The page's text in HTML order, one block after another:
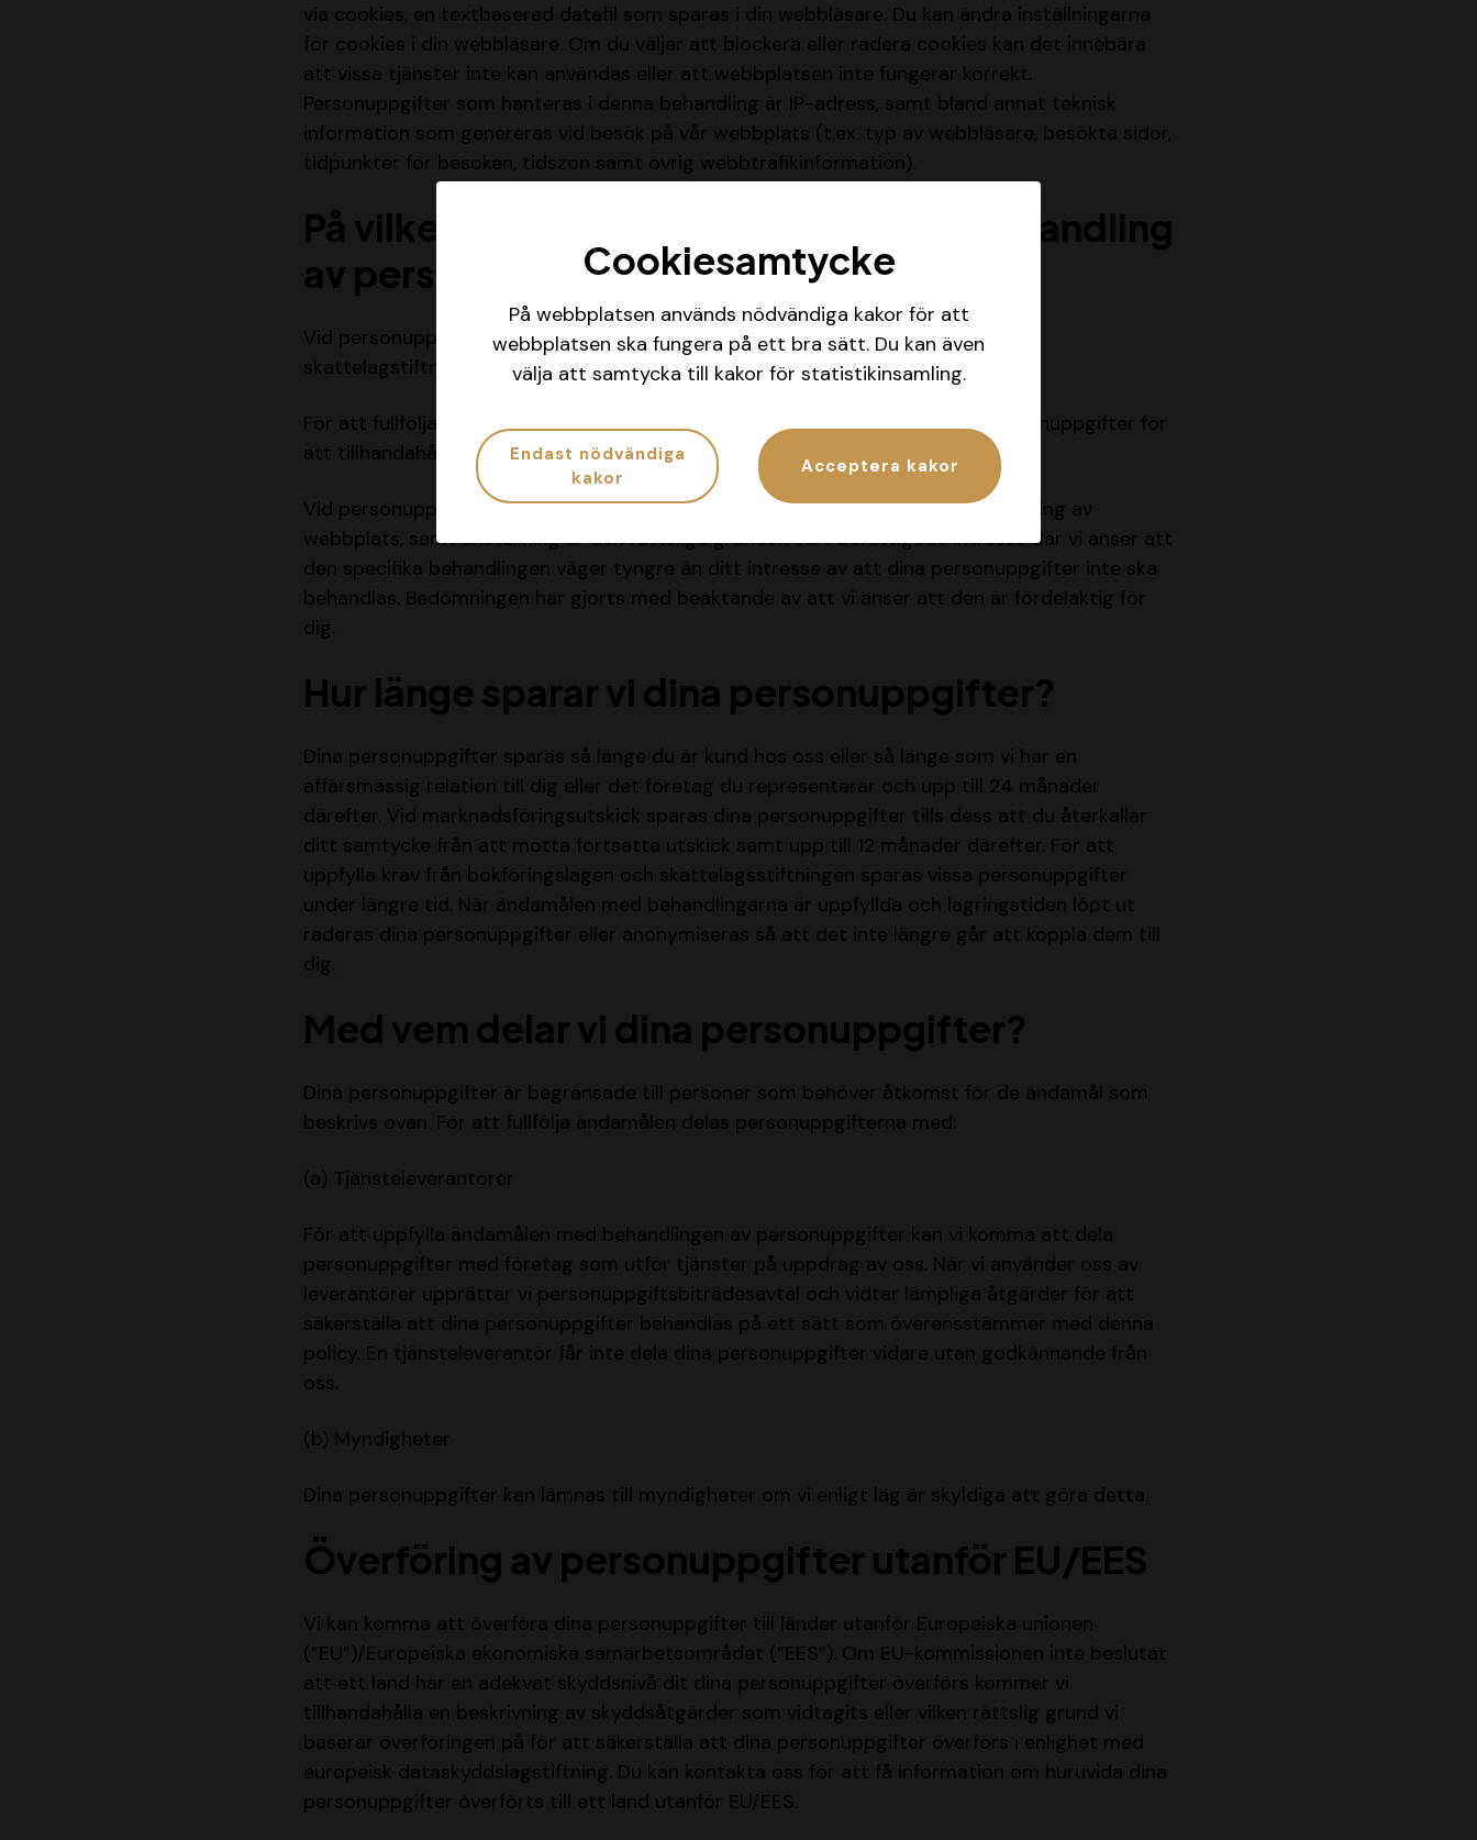
via cookies, en textbaserad datafil som sparas i din webbläsare. Du kan ändra inställningarna
för cookies i din webbläsare. Om du väljer att blockera eller radera cookies kan det innebära
att vissa tjänster inte kan användas eller att webbplatsen inte fungerar korrekt.
Personuppgifter som hanteras i denna behandling är IP-adress, samt bland annat teknisk
information som genereras vid besök på vår webbplats (t.ex. typ av webbläsare, besökta sidor,
tidpunkter för besöken, tidszon samt övrig webbtrafikinformation).
På vilken rättslig grund baserar vi vår behandling
av personuppgifterna?
Vid personuppgiftsbehandling för att fullfölja krav som bokföringslagen eller
skattelagstiftningen är den rättsliga grunden för behandling rättslig förpliktelse.
För att fullfölja avtal samt tillhandahålla tjänster och varor behandlas dina personuppgifter för
att tillhandahålla avtalad vara/tjänst.
Vid personuppgiftsbehandling för marknadsföring, analys, underhåll och förbättring av
webbplats, samt anställning är den rättsliga grunden vårt berättigade intresse där vi anser att
den specifika behandlingen väger tyngre än ditt intresse av att dina personuppgifter inte ska
behandlas. Bedömningen har gjorts med beaktande av att vi anser att den är fördelaktig för
dig.
Hur länge sparar vi dina personuppgifter?
Dina personuppgifter sparas så länge du är kund hos oss eller så länge som vi har en
affärsmässig relation till dig eller det företag du representerar och upp till 24 månader
därefter. Vid marknadsföringsutskick sparas dina personuppgifter tills dess att du återkallar
ditt samtycke från att motta fortsatta utskick samt upp till 12 månader därefter. För att
uppfylla krav från bokföringslagen och skattelagsstiftningen sparas vissa personuppgifter
under längre tid. När ändamålen med behandlingarna är uppfyllda och lagringstiden löpt ut
raderas dina personuppgifter eller anonymiseras så att det inte längre går att koppla dem till
dig.
Med vem delar vi dina personuppgifter?
Dina personuppgifter är begränsade till personer som behöver åtkomst för de ändamål som
beskrivs ovan. För att fullfölja ändamålen delas personuppgifterna med:
(a) Tjänsteleverantörer
För att uppfylla ändamålen med behandlingen av personuppgifter kan vi komma att dela
personuppgifter med företag som utför tjänster på uppdrag av oss. När vi använder oss av
leverantörer upprättar vi personuppgiftsbiträdesavtal och vidtar lämpliga åtgärder för att
säkerställa att dina personuppgifter behandlas på ett sätt som överensstämmer med denna
policy. En tjänsteleverantör får inte dela dina personuppgifter vidare utan godkännande från
oss.
(b) Myndigheter
Dina personuppgifter kan lämnas till myndigheter om vi enligt lag är skyldiga att göra detta.
Överföring av personuppgifter utanför EU/EES
Vi kan komma att överföra dina personuppgifter till länder utanför Europeiska unionen
(”EU”)/Europeiska ekonomiska samarbetsområdet (”EES”). Om EU-kommissionen inte beslutat
att ett land har en adekvat skyddsnivå dit dina personuppgifter överförs kommer vi
tillhandahålla en beskrivning av skyddsåtgärder som vidtagits eller vilken rättslig grund vi
baserar överföringen på för att säkerställa att dina personuppgifter överförs i enlighet med
europeisk dataskyddslagstiftning. Du kan kontakta oss för att få information om huruvida dina
personuppgifter överförts till ett land utanför EU/EES.
Cookiesamtycke
På webbplatsen används nödvändiga kakor för att
webbplatsen ska fungera på ett bra sätt. Du kan även
välja att samtycka till kakor för statistikinsamling.
Endast nödvändiga
kakor
Acceptera kakor